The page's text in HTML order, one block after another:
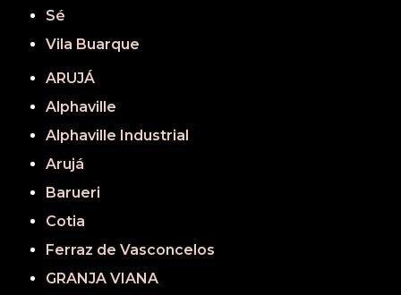
Sé
Vila Buarque
ARUJÁ
Alphaville
Alphaville Industrial
Arujá
Barueri
Cotia
Ferraz de Vasconcelos
GRANJA VIANA